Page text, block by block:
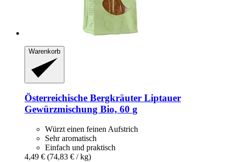
Warenkorb
Österreichische Bergkräuter Liptauer
Gewürzmischung Bio, 60 g
Würzt einen feinen Aufstrich
Sehr aromatisch
Einfach und praktisch
4,49 € (74,83 € / kg)